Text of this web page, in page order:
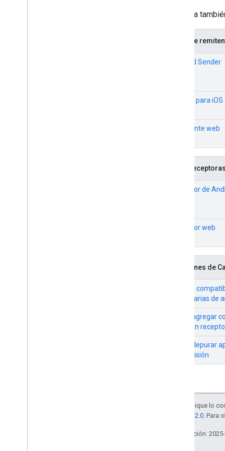
Consulta
Apps de
Android Sender
Sender para iOS
Remitente web
Apps receptoras
Receptor de
Receptor web
Funciones de
Agrega
publicitarias de
Cómo agregar
vivo a un
Cómo depurar
transmisión
Salvo que se indique lo
licencia Apache 2.0 . Para
Última actualización: